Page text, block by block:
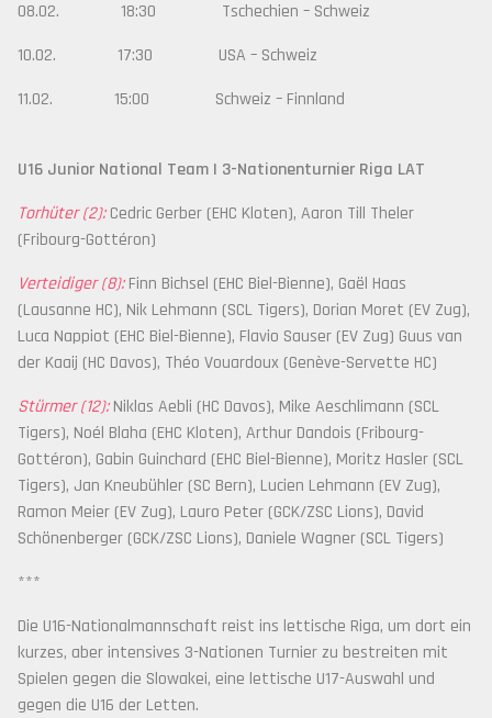
08.02. 18:30 Tschechien – Schweiz
10.02. 17:30 USA – Schweiz
11.02. 15:00 Schweiz – Finnland
U16 Junior National Team | 3-Nationenturnier Riga LAT
Torhüter (2):Cedric Gerber (EHC Kloten), Aaron Till Theler
(Fribourg-Gottéron)
Verteidiger (8):Finn Bichsel (EHC Biel-Bienne), Gaël Haas
(Lausanne HC), Nik Lehmann (SCL Tigers), Dorian Moret (EV Zug),
Luca Nappiot (EHC Biel-Bienne), Flavio Sauser (EV Zug) Guus van
der Kaaij (HC Davos), Théo Vouardoux (Genève-Servette HC)
Stürmer (12):Niklas Aebli (HC Davos), Mike Aeschlimann (SCL
Tigers), Noél Blaha (EHC Kloten), Arthur Dandois (Fribourg-
Gottéron), Gabin Guinchard (EHC Biel-Bienne), Moritz Hasler (SCL
Tigers), Jan Kneubühler (SC Bern), Lucien Lehmann (EV Zug),
Ramon Meier (EV Zug), Lauro Peter (GCK/ZSC Lions), David
Schönenberger (GCK/ZSC Lions), Daniele Wagner (SCL Tigers)
***
Die U16-Nationalmannschaft reist ins lettische Riga, um dort ein
kurzes, aber intensives 3-Nationen Turnier zu bestreiten mit
Spielen gegen die Slowakei, eine lettische U17-Auswahl und
gegen die U16 der Letten.